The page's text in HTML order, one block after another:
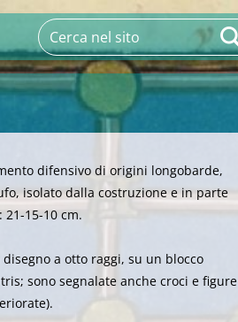
difensivo di origini longobarde,
isolato dalla costruzione e in parte
15-10 cm.
a otto raggi, su un blocco
sono segnalate anche croci e figure